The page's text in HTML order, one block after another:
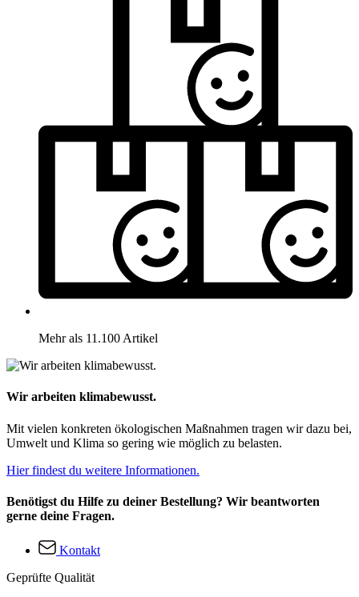
Mehr als 11.100 Artikel
Wir arbeiten klimabewusst.
Mit vielen konkreten ökologischen Maßnahmen tragen wir dazu bei,
Umwelt und Klima so gering wie möglich zu belasten.
Hier findest du weitere Informationen.
Benötigst du Hilfe zu deiner Bestellung? Wir beantworten
gerne deine Fragen.
Kontakt
Geprüfte Qualität